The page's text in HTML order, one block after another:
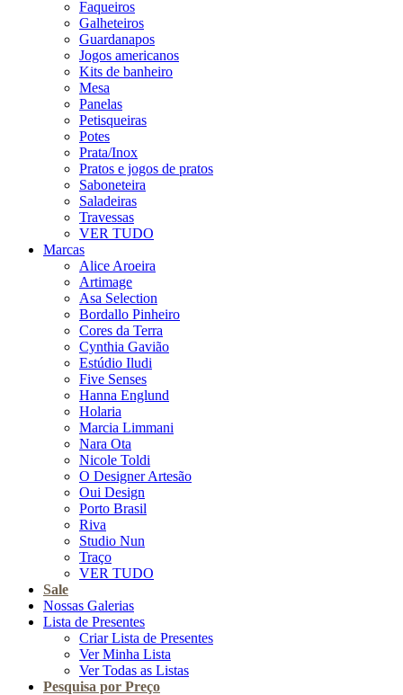
Faqueiros
Galheteiros
Guardanapos
Jogos americanos
Kits de banheiro
Mesa
Panelas
Petisqueiras
Potes
Prata/Inox
Pratos e jogos de pratos
Saboneteira
Saladeiras
Travessas
VER TUDO
Marcas
Alice Aroeira
Artimage
Asa Selection
Bordallo Pinheiro
Cores da Terra
Cynthia Gavião
Estúdio Iludi
Five Senses
Hanna Englund
Holaria
Marcia Limmani
Nara Ota
Nicole Toldi
O Designer Artesão
Oui Design
Porto Brasil
Riva
Studio Nun
Traço
VER TUDO
Sale
Nossas Galerias
Lista de Presentes
Criar Lista de Presentes
Ver Minha Lista
Ver Todas as Listas
Pesquisa por Preço